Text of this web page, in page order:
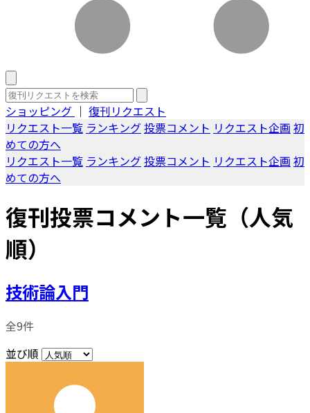
ショッピング ｜ 復刊リクエスト
リクエスト一覧 ランキング投票コメント リクエスト企画 初
めての方へ
リクエスト一覧 ランキング投票コメント リクエスト企画 初
めての方へ
復刊投票コメント一覧（人気
順）
技術論入門
全9件
並び順